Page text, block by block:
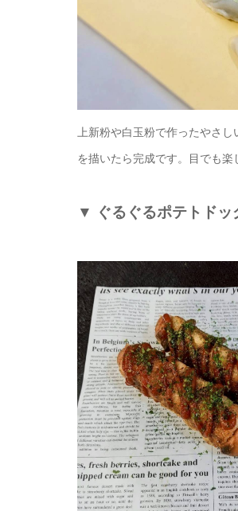
上新粉や白玉粉で作ったやさ
を描いたら完成です。目でも楽
▼ ぐるぐるポテトドッ